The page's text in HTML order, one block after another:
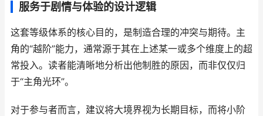
服务于剧情与体验的设计逻辑
这套等级体系的核心目的，是制造合理的冲突与期待。主
角的“越阶”能力，通常源于其在上述某一或多个维度上的超
常投入。读者能清晰地分析出他制胜的原因，而非仅仅归
于“主角光环”。
对于参与者而言，建议将大境界视为长期目标，而将小阶